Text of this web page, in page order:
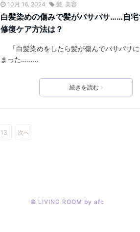
10月 16, 2024 髪, 美容
白髪染めの傷みで髪がパサパサ……自宅
修復ケア方法は？
「白髪染めをしたら髪が傷んでパサパサに
まった………
続きを読む
13 次へ
© LIVING ROOM by afc